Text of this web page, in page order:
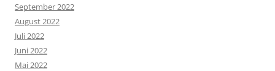
September 2022
August 2022
Juli 2022
Juni 2022
Mai 2022